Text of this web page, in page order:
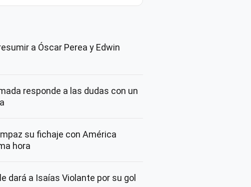
a Óscar Perea y Edwin
responde a las dudas con un
su fichaje con América
hora
dará a Isaías Violante por su gol